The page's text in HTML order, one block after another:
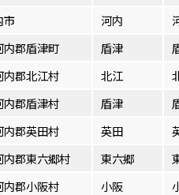
市 河内
内郡盾津町 盾津
内郡北江村 北江
内郡盾津村 盾津
内郡英田村 英田
内郡東六郷村 東六郷
内郡小阪村 小阪